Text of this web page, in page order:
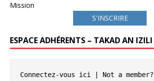
Mission
S'INSCRIRE
ESPACE ADHÉRENTS – TAKAD AN IZILI
Connectez-vous ici | Not a member?